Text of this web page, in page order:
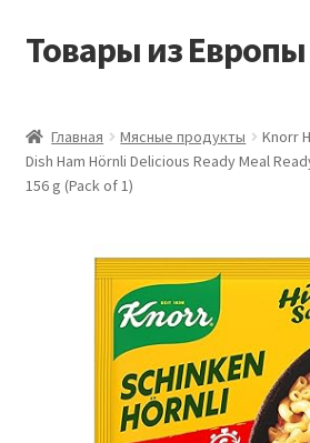
Перейти
Перейти
Товары из Европы
Виды доставки
Контакты
Мой аккаунт
Главная Мясные продукты
Knorr
Dish Ham Hörnli Delicious Ready Meal
156 g (Pack of 1)